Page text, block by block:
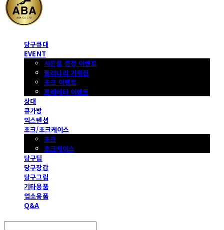
당구큐대
EVENT
사은품 증정 이벤트
몰리나리 기획전
초크 이벤트
프레데터 이벤트
상대
큐가방
익스텐션
초크/초크케이스
초크
초크케이스
당구팁
당구장갑
당구그립
기타용품
업소용품
Q&A